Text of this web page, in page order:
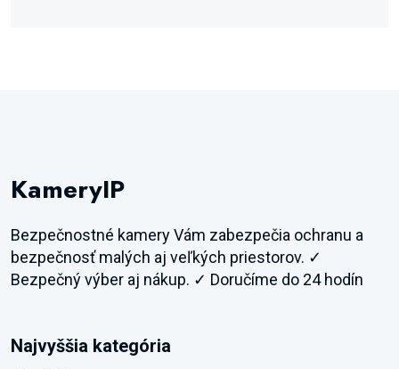
KameryIP
Bezpečnostné kamery Vám zabezpečia ochranu a
bezpečnosť malých aj veľkých priestorov. ✓
Bezpečný výber aj nákup. ✓ Doručíme do 24 hodín
Najvyššia kategória